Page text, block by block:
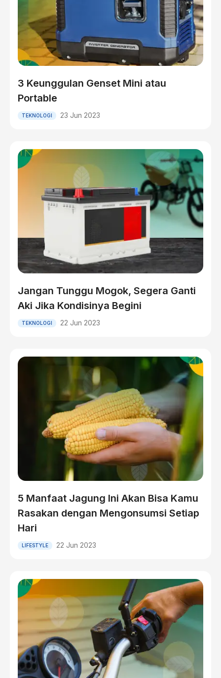
3 Keunggulan Genset Mini atau
Portable
TEKNOLOGI 23 Jun 2023
Jangan Tunggu Mogok, Segera Ganti
Aki Jika Kondisinya Begini
TEKNOLOGI 22 Jun 2023
5 Manfaat Jagung Ini Akan Bisa Kamu
Rasakan dengan Mengonsumsi Setiap
Hari
LIFESTYLE 22 Jun 2023